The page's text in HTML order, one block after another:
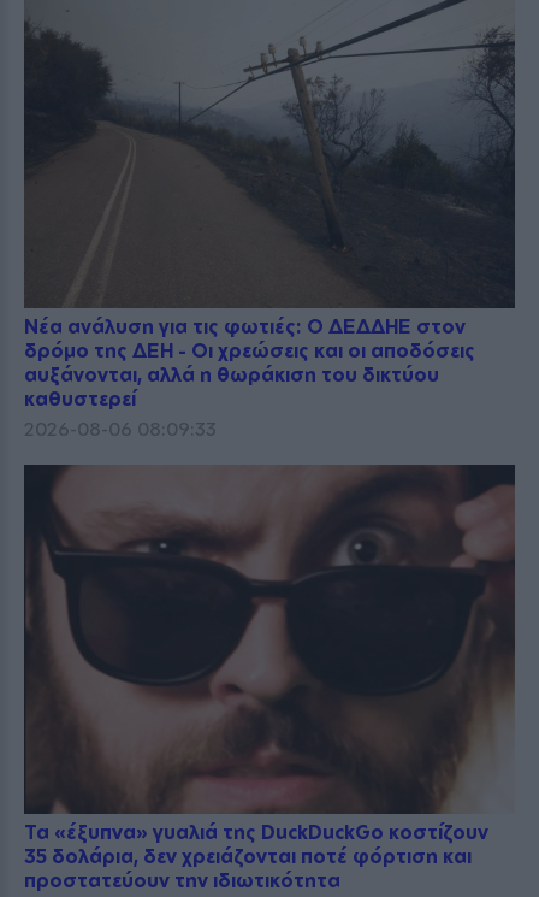
Νέα ανάλυση για τις φωτιές: Ο ΔΕΔΔΗΕ στον
δρόμο της ΔΕΗ - Οι χρεώσεις και οι αποδόσεις
αυξάνονται, αλλά η θωράκιση του δικτύου
καθυστερεί
2026-08-06 08:09:33
Τα «έξυπνα» γυαλιά της DuckDuckGo κοστίζουν
35 δολάρια, δεν χρειάζονται ποτέ φόρτιση και
προστατεύουν την ιδιωτικότητα